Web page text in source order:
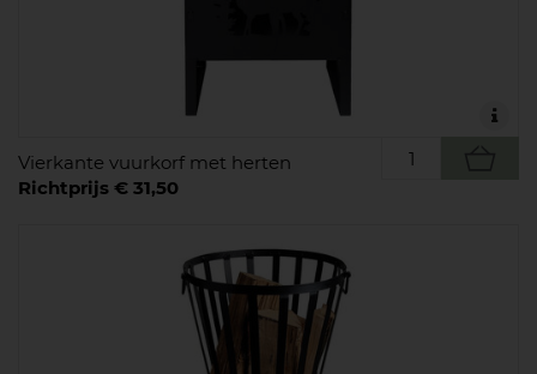
Vierkante vuurkorf met herten
Richtprijs € 31,50